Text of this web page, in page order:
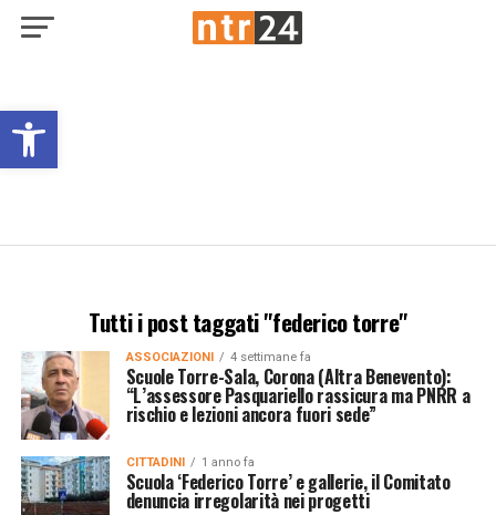
Open toolbar
Tutti i post taggati "federico torre"
ASSOCIAZIONI 4 settimane fa
Scuole Torre-Sala, Corona (Altra Benevento):
“L’assessore Pasquariello rassicura ma PNRR a
rischio e lezioni ancora fuori sede”
CITTADINI 1 anno fa
Scuola ‘Federico Torre’ e gallerie, il Comitato
denuncia irregolarità nei progetti